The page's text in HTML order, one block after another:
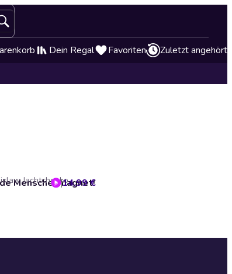
Dein Regal Favoriten Zuletzt angehört
Menschenmagnet!
Jachtchenko14,99 €